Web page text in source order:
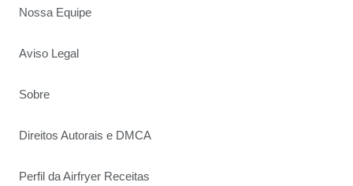
Nossa Equipe
Aviso Legal
Sobre
Direitos Autorais e DMCA
Perfil da Airfryer Receitas